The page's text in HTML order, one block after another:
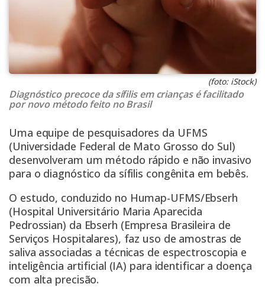
(foto: iStock)
Diagnóstico precoce da sífilis em crianças é facilitado
por novo método feito no Brasil
Uma equipe de pesquisadores da UFMS
(Universidade Federal de Mato Grosso do Sul)
desenvolveram um método rápido e não invasivo
para o diagnóstico da sífilis congênita em bebês.
O estudo, conduzido no Humap-UFMS/Ebserh
(Hospital Universitário Maria Aparecida
Pedrossian) da Ebserh (Empresa Brasileira de
Serviços Hospitalares), faz uso de amostras de
saliva associadas a técnicas de espectroscopia e
inteligência artificial (IA) para identificar a doença
com alta precisão.